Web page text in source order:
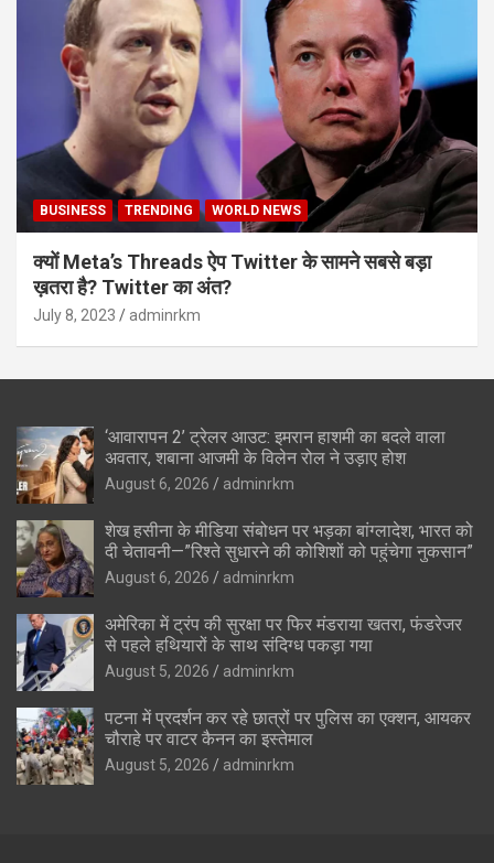
BUSINESS TRENDING WORLD NEWS
क्यों Meta’s Threads ऐप Twitter के सामने सबसे बड़ा
ख़तरा है? Twitter का अंत?
July 8, 2023 adminrkm
‘आवारापन 2’ ट्रेलर आउट: इमरान हाशमी का बदले वाला
अवतार, शबाना आजमी के विलेन रोल ने उड़ाए होश
August 6, 2026 adminrkm
शेख हसीना के मीडिया संबोधन पर भड़का बांग्लादेश, भारत को
दी चेतावनी—”रिश्ते सुधारने की कोशिशों को पहुंचेगा नुकसान”
August 6, 2026 adminrkm
अमेरिका में ट्रंप की सुरक्षा पर फिर मंडराया खतरा, फंडरेजर
से पहले हथियारों के साथ संदिग्ध पकड़ा गया
August 5, 2026 adminrkm
पटना में प्रदर्शन कर रहे छात्रों पर पुलिस का एक्शन, आयकर
चौराहे पर वाटर कैनन का इस्तेमाल
August 5, 2026 adminrkm